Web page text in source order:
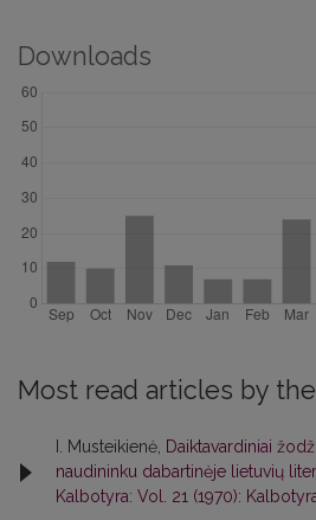
Downloads
Most read articles by
I. Musteikienė, Daiktavardiniai
naudininku dabartinėje lietuvių
Kalbotyra: Vol. 21 (1970):